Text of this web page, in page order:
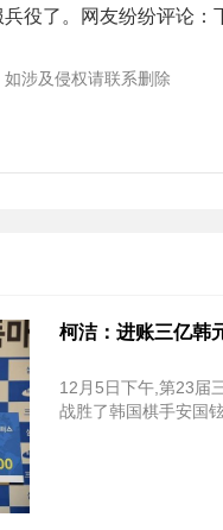
役了。网友纷纷评论：
涉及侵权请联系删除
柯洁：进账三亿韩
12月5日下午,第23届
战胜了韩国棋手安国